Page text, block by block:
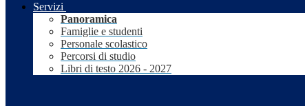
Servizi
Panoramica
Famiglie e studenti
Personale scolastico
Percorsi di studio
Libri di testo 2026 - 2027